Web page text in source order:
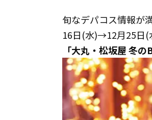
旬なデパコス情報が
16日(水)→12月25日(
「大丸・松坂屋 冬